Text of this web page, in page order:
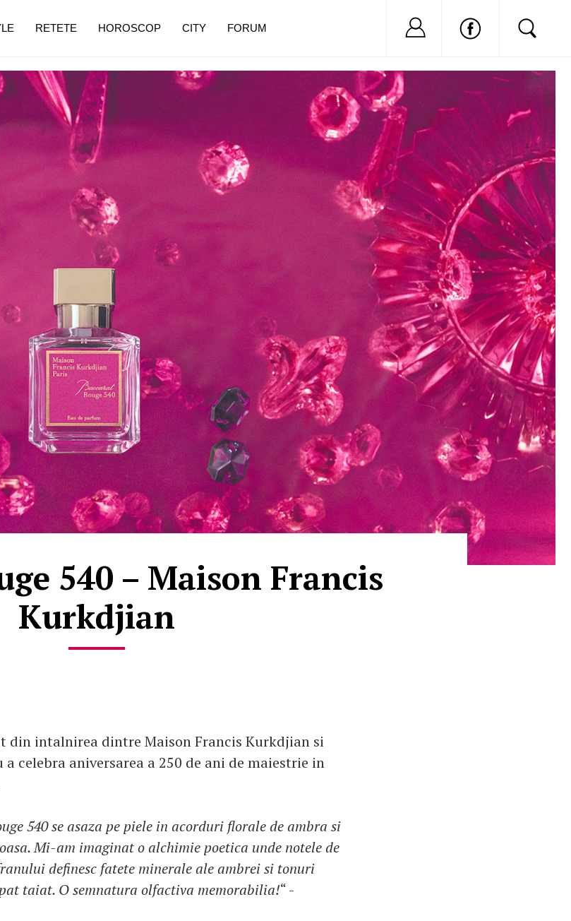
540 – Maison Francis
Kurkdjian
din intalnirea dintre Maison Francis Kurkdjian si
celebra aniversarea a 250 de ani de maiestrie in
540 se asaza pe piele in acorduri florale de ambra si
Mi-am imaginat o alchimie poetica unde notele de
definesc fatete minerale ale ambrei si tonuri
taiat. O semnatura olfactiva memorabilia!“ -
RETETE HOROSCOP CITY FORUM Nu ai cont?
de dureroasă este investigația